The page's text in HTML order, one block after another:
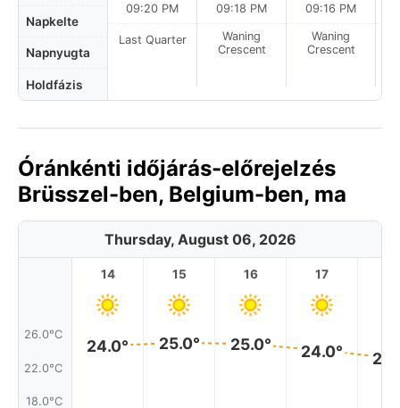
Napkelte
Napnyugta
Holdfázis
09:20 PM
Last Quarter
09:18 PM
Waning
Crescent
09:16 PM
Waning
Crescent
Óránkénti időjárás-előrejelzés
Brüsszel-ben, Belgium-ben, ma
Thursday, August 06, 2026
26.0°C
22.0°C
18.0°C
14
24.0°
15
25.0°
16
25.0°
17
24.0°